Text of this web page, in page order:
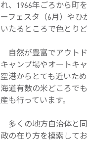
れ、1966年ごろから町
ーフェスタ（6月）や
いたるところで色とり
自然が豊富でアウト
キャンプ場やオートキ
空港からとても近いた
海道有数の米どころで
産も行っています。
多くの地方自治体と
政の在り方を模索して